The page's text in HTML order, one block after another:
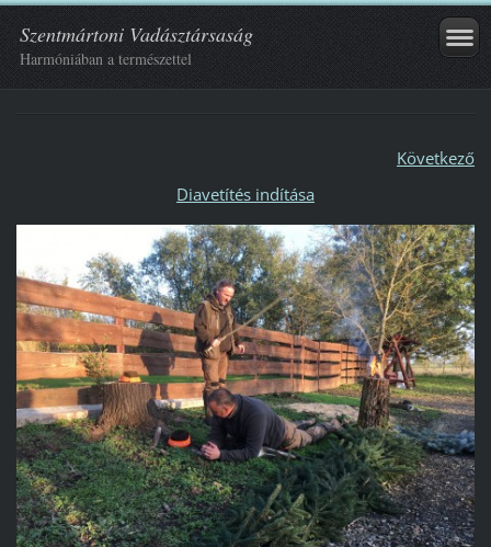
Szentmártoni Vadásztársaság
Harmóniában a természettel
Következő
Diavetítés indítása